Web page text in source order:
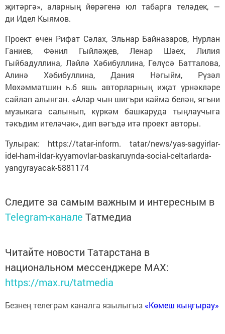
җитәргә», аларның йөрәгенә юл табарга теләдек, —
ди Идел Кыямов.
Проект өчен Рифат Сәлах, Эльнар Байназаров, Нурлан
Ганиев, Фәнил Гыйләҗев, Ленар Шәех, Лилия
Гыйбадуллина, Ләйлә Хәбибуллина, Гөлүсә Батталова,
Алинә Хәбибуллина, Дания Нәгыйм, Рүзәл
Мөхәммәтшин һ.б яшь авторларның иҗат үрнәкләре
сайлап алынган. «Алар чын шигъри кайма белән, ягъни
музыкага салынып, күркәм башкаруда тыңлаучыга
тәкъдим ителәчәк», дип вәгъдә итә проект авторы.
Тулырак: https://tatar-inform. tatar/news/yas-sagyirlar-
idel-ham-ildar-kyyamovlar-baskaruynda-social-celtarlarda-
yangyrayacak-5881174
Следите за самым важным и интересным в
Telegram-канале Татмедиа
Читайте новости Татарстана в
национальном мессенджере MАХ:
https://max.ru/tatmedia
Безнең телеграм каналга язылыгыз «Көмеш кыңгырау»